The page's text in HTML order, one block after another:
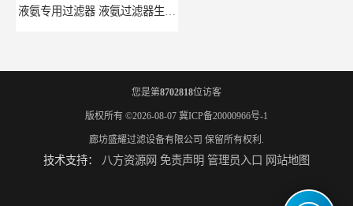
液氨专用过滤器 液氨过滤器生产厂家
您是第8702818位访客
版权所有 ©2026-08-07 冀ICP备20000966号-1
廊坊盛耀过滤设备有限公司 保留所有权利.
技术支持： 八方资源网 免责声明 管理员入口 网站地图